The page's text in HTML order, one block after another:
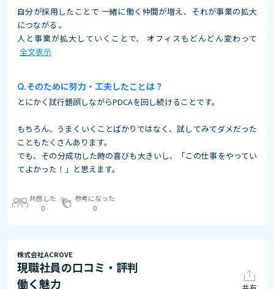
自分が採用したことで 一緒に働く仲間が増え、それが事業の拡大
につながる 。
人と事業が拡大していくことで、 オフィスもどんどん変わって
全文表示
そのために努力・工夫したことは？
とにかく試行錯誤しながらPDCAを回し続けることです。
もちろん、うまくいくことばかりではなく、試してみてダメだった
こともたくさんあります。
でも、その分成功した時の喜びも大きいし、「この仕事をやってい
てよかった！」と思えます。
共感した
0
参考になった
0
株式会社ACROVE
現職社員の口コミ・評判
働く魅力